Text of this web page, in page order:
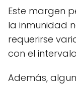
Este margen
la inmunidad
requerirse
con el
Además,